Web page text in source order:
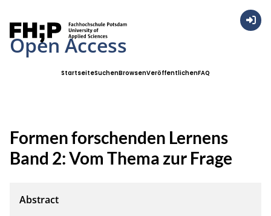
Open Access
StartseiteSuchenBrowsenVeröffentlichenFAQ
Formen forschenden Lernens
Band 2: Vom Thema zur Frage